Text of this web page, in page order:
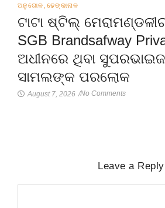
ଅନୁଗୋଳ ଢେଙ୍କାନାଳ
ଟାଟା ଷ୍ଟିଲ୍
SGB Brandsafway
ଅଧୀନରେ ଥିବା
ସାମଲଙ୍କ ପରଲୋକ
August 7, 2026 /No Comments
Leave a Reply